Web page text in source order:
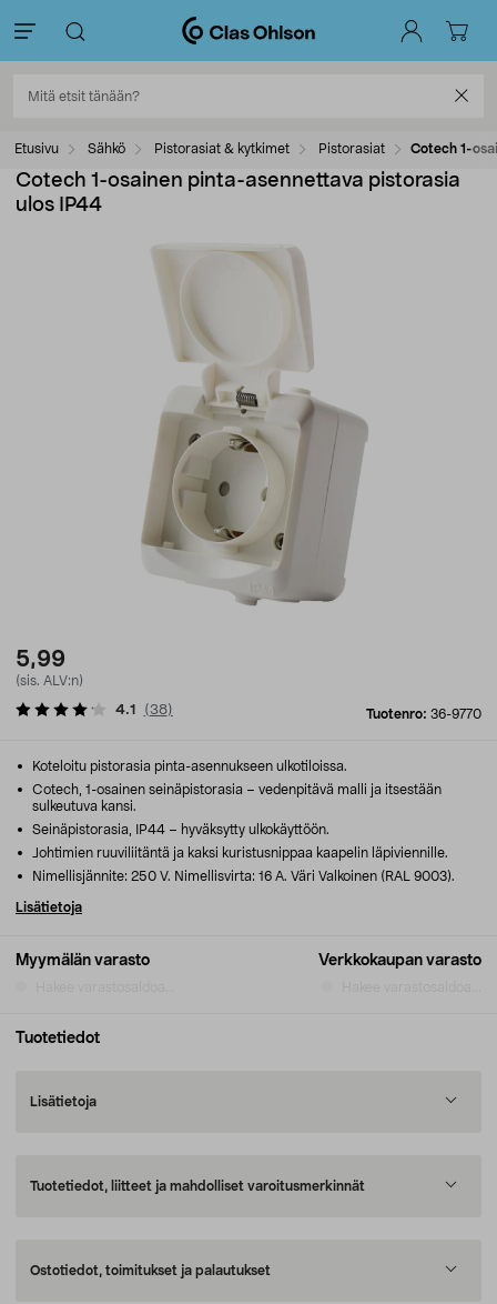
Etusivu Sähkö Pistorasiat & kytkimet Pistorasiat Cotech 1-
Cotech 1-osainen pinta-asennettava pistorasia
ulos IP44
5,99
(sis. ALV:n)
Tuotenro: 36-9770
4.1 (38)
Myymälän varasto Verkkokaupan varasto
Koteloitu pistorasia pinta-asennukseen ulkotiloissa.
Cotech, 1-osainen seinäpistorasia – vedenpitävä malli ja itsestään
sulkeutuva kansi.
Seinäpistorasia, IP44 – hyväksytty ulkokäyttöön.
Johtimien ruuviliitäntä ja kaksi kuristusnippaa kaapelin läpiviennille.
Nimellisjännite: 250 V. Nimellisvirta: 16 A. Väri Valkoinen (RAL 9003).
Lisätietoja
Tuotetiedot
Lisätietoja
Tuotetiedot, liitteet ja mahdolliset varoitusmerkinnät
Ostotiedot, toimitukset ja palautukset